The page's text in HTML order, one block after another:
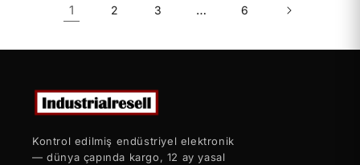
1 2 3 … 6
Kontrol edilmiş endüstriyel elektronik
— dünya çapında kargo, 12 ay yasal